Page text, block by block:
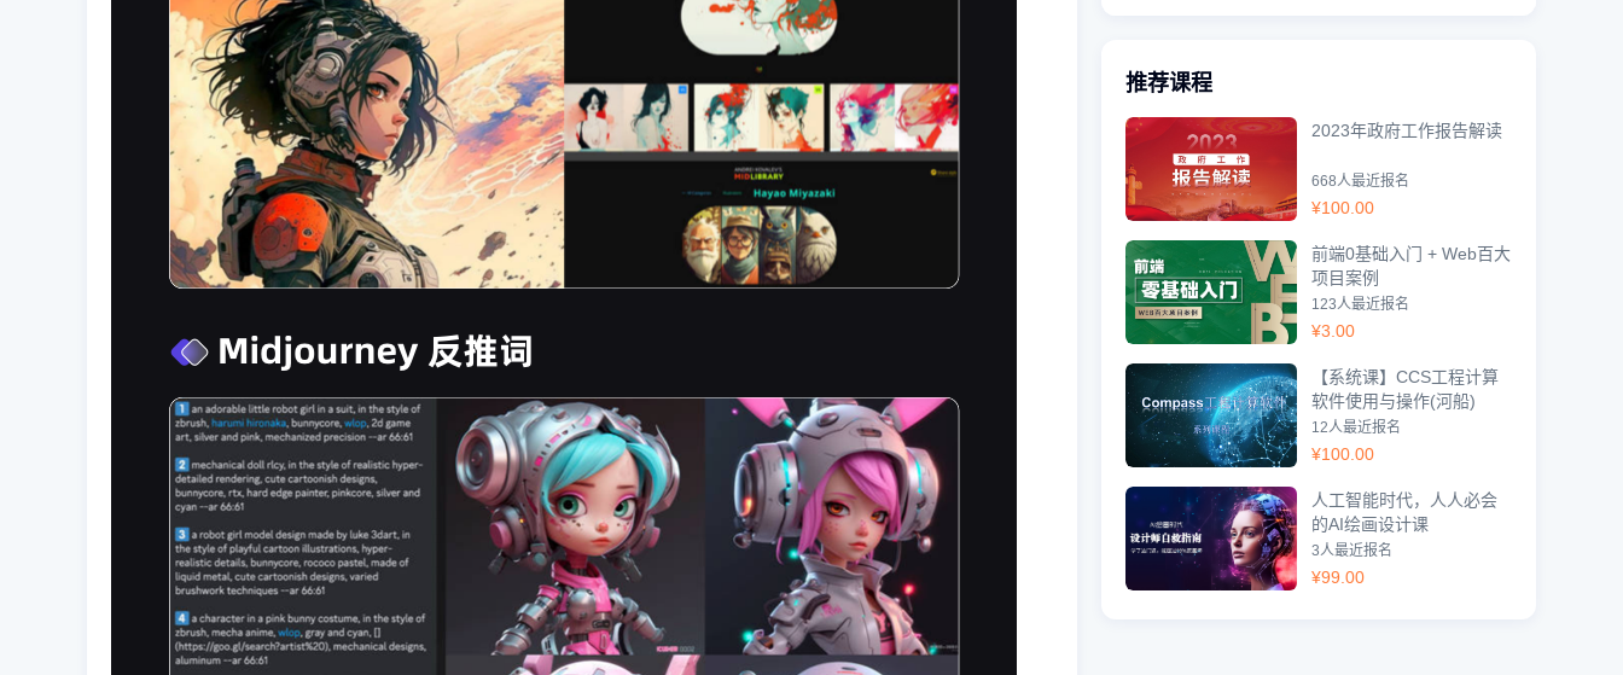
推荐课程
2023年政府工作报告解读
¥100.00
668人最近报名
前端0基础入门 + Web百大
项目案例
¥3.00
123人最近报名
【系统课】CCS工程计算
软件使用与操作(河船)
¥100.00
12人最近报名
人工智能时代，人人必会
的AI绘画设计课
¥99.00
3人最近报名